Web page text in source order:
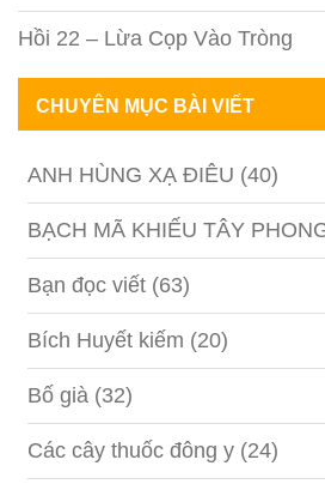
Hồi 22 – Lừa Cọp Vào Tròng
CHUYÊN MỤC BÀI VIẾT
ANH HÙNG XẠ ĐIÊU (40)
BẠCH MÃ KHIẾU TÂY
Bạn đọc viết (63)
Bích Huyết kiếm (20)
Bố già (32)
Các cây thuốc đông y (24)